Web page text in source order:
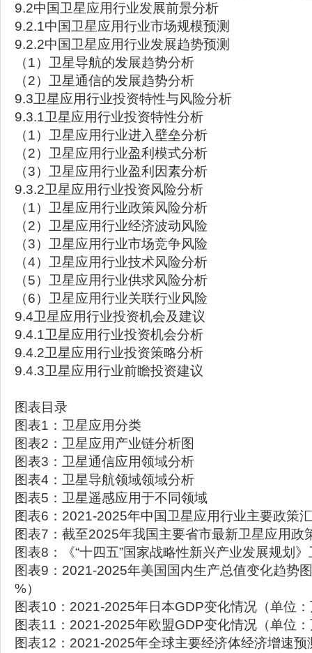
9.2中国卫星应用行业发展前景分析
9.2.1中国卫星应用行业市场规模预测
9.2.2中国卫星应用行业发展趋势预测
（1）卫星导航的发展趋势分析
（2）卫星通信的发展趋势分析
9.3卫星应用行业投资特性与风险分析
9.3.1卫星应用行业投资特性分析
（1）卫星应用行业进入壁垒分析
（2）卫星应用行业盈利模式分析
（3）卫星应用行业盈利因素分析
9.3.2卫星应用行业投资风险分析
（1）卫星应用行业政策风险分析
（2）卫星应用行业经济波动风险
（3）卫星应用行业市场竞争风险
（4）卫星应用行业技术风险分析
（5）卫星应用行业供求风险分析
（6）卫星应用行业关联行业风险
9.4卫星应用行业投资机会及建议
9.4.1卫星应用行业投资机会分析
9.4.2卫星应用行业投资策略分析
9.4.3卫星应用行业前瞻投资建议
图表目录
图表1：卫星应用分类
图表2：卫星应用产业链分析图
图表3：卫星通信应用领域分析
图表4：卫星导航领域领域分析
图表5：卫星遥感应用于不同领域
图表6：2021-2025年中国卫星应用行业主要政策
图表7：截至2025年我国主要省市最新卫星应用政
图表8：《“十四五”国家战略性新兴产业发展规划
图表9：2021-2025年美国国内生产总值变化趋势
%）
图表10：2021-2025年日本GDP变化情况（单位
图表11：2021-2025年欧盟GDP变化情况（单位
图表12：2021-2025年全球主要经济体经济增速预